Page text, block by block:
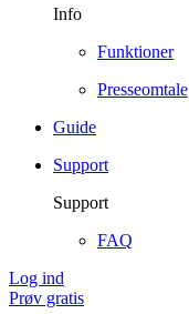
Info
Funktioner
Presseomtale
Guide
Support
Support
FAQ
Log ind
Prøv gratis